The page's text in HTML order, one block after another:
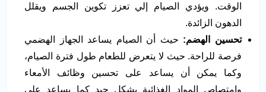
الوقت. ويؤدي الصيام إلي تعزز تكوين الجسم ويقلل
الدهون الزائدة.
تحسين الهضم: حيث أن الصيام يساعد الجهاز الهضمي
فرصة للراحة. حيث لا يتعرض للطعام طول فترة الصيام،
وكما يمكن أن يساعد على تحسين وظائف الأمعاء
وامتصاص المواد الغذائية بشكل جيد كما يساعد على